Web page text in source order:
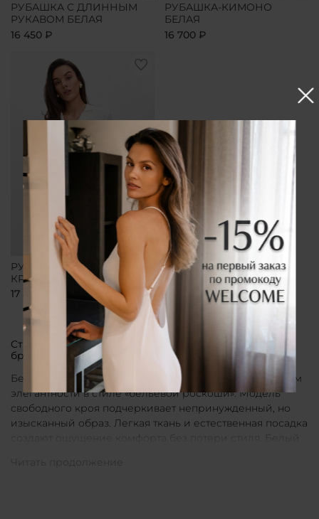
РУБАШКА С ДЛИННЫМ
РУКАВОМ БЕЛАЯ
16 450 ₽
РУБАШКА-КИМОНО
БЕЛАЯ
16 700 ₽
РУБАШКА СВОБОДНОГО
КРОЯ БЕЛАЯ
17 800 ₽
Стильные рубашки в актуальном белом цвете от
бренда CLÓ
Белые рубашки от бренда CLÓ являются воплощением
элегантности в стиле «бельевой роскоши». Модель
свободного кроя подчеркивает непринужденный, но
изысканный образ. Легкая ткань и естественная посадка
создают ощущение комфорта без потери стиля. Белый